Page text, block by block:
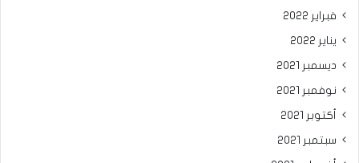
فبراير 2022
يناير 2022
ديسمبر 2021
نوفمبر 2021
أكتوبر 2021
سبتمبر 2021